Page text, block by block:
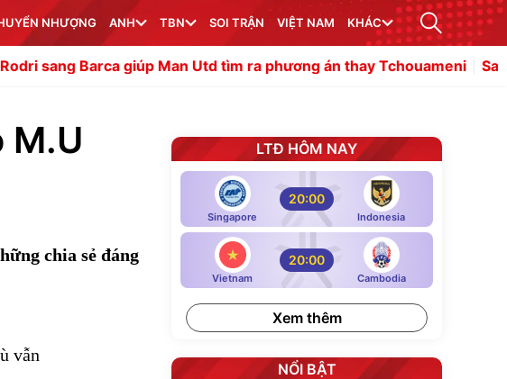
NHƯỢNG ANH TBN SOI TRẬN VIỆT NAM KHÁC
giúp Man Utd tìm ra phương án thay Tchouameni Sao Campuchia
M.U
chia sẻ đáng
vẫn
LTĐ HÔM NAY
Singapore
20:00
Indonesia
Vietnam
20:00
Cambodia
Xem thêm
NỔI BẬT